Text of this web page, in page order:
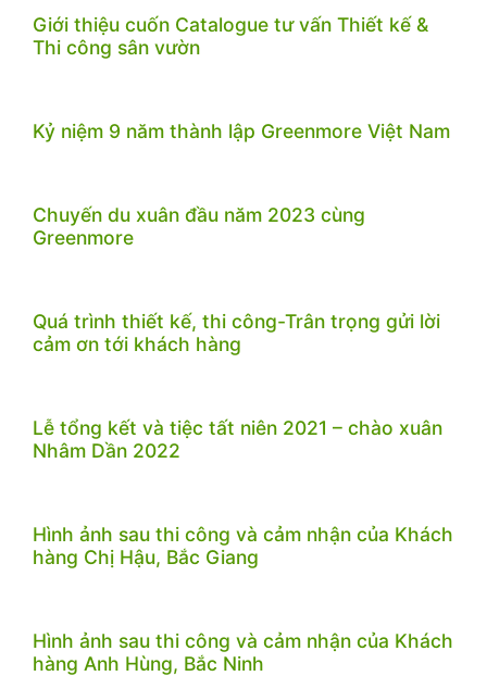
Giới thiệu cuốn Catalogue tư vấn Thiết kế &
Thi công sân vườn
Kỷ niệm 9 năm thành lập Greenmore Việt Nam
Chuyến du xuân đầu năm 2023 cùng
Greenmore
Quá trình thiết kế, thi công-Trân trọng gửi lời
cảm ơn tới khách hàng
Lễ tổng kết và tiệc tất niên 2021 – chào xuân
Nhâm Dần 2022
Hình ảnh sau thi công và cảm nhận của Khách
hàng Chị Hậu, Bắc Giang
Hình ảnh sau thi công và cảm nhận của Khách
hàng Anh Hùng, Bắc Ninh